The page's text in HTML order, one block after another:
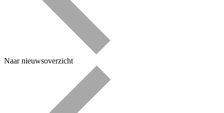
Naar nieuwsoverzicht